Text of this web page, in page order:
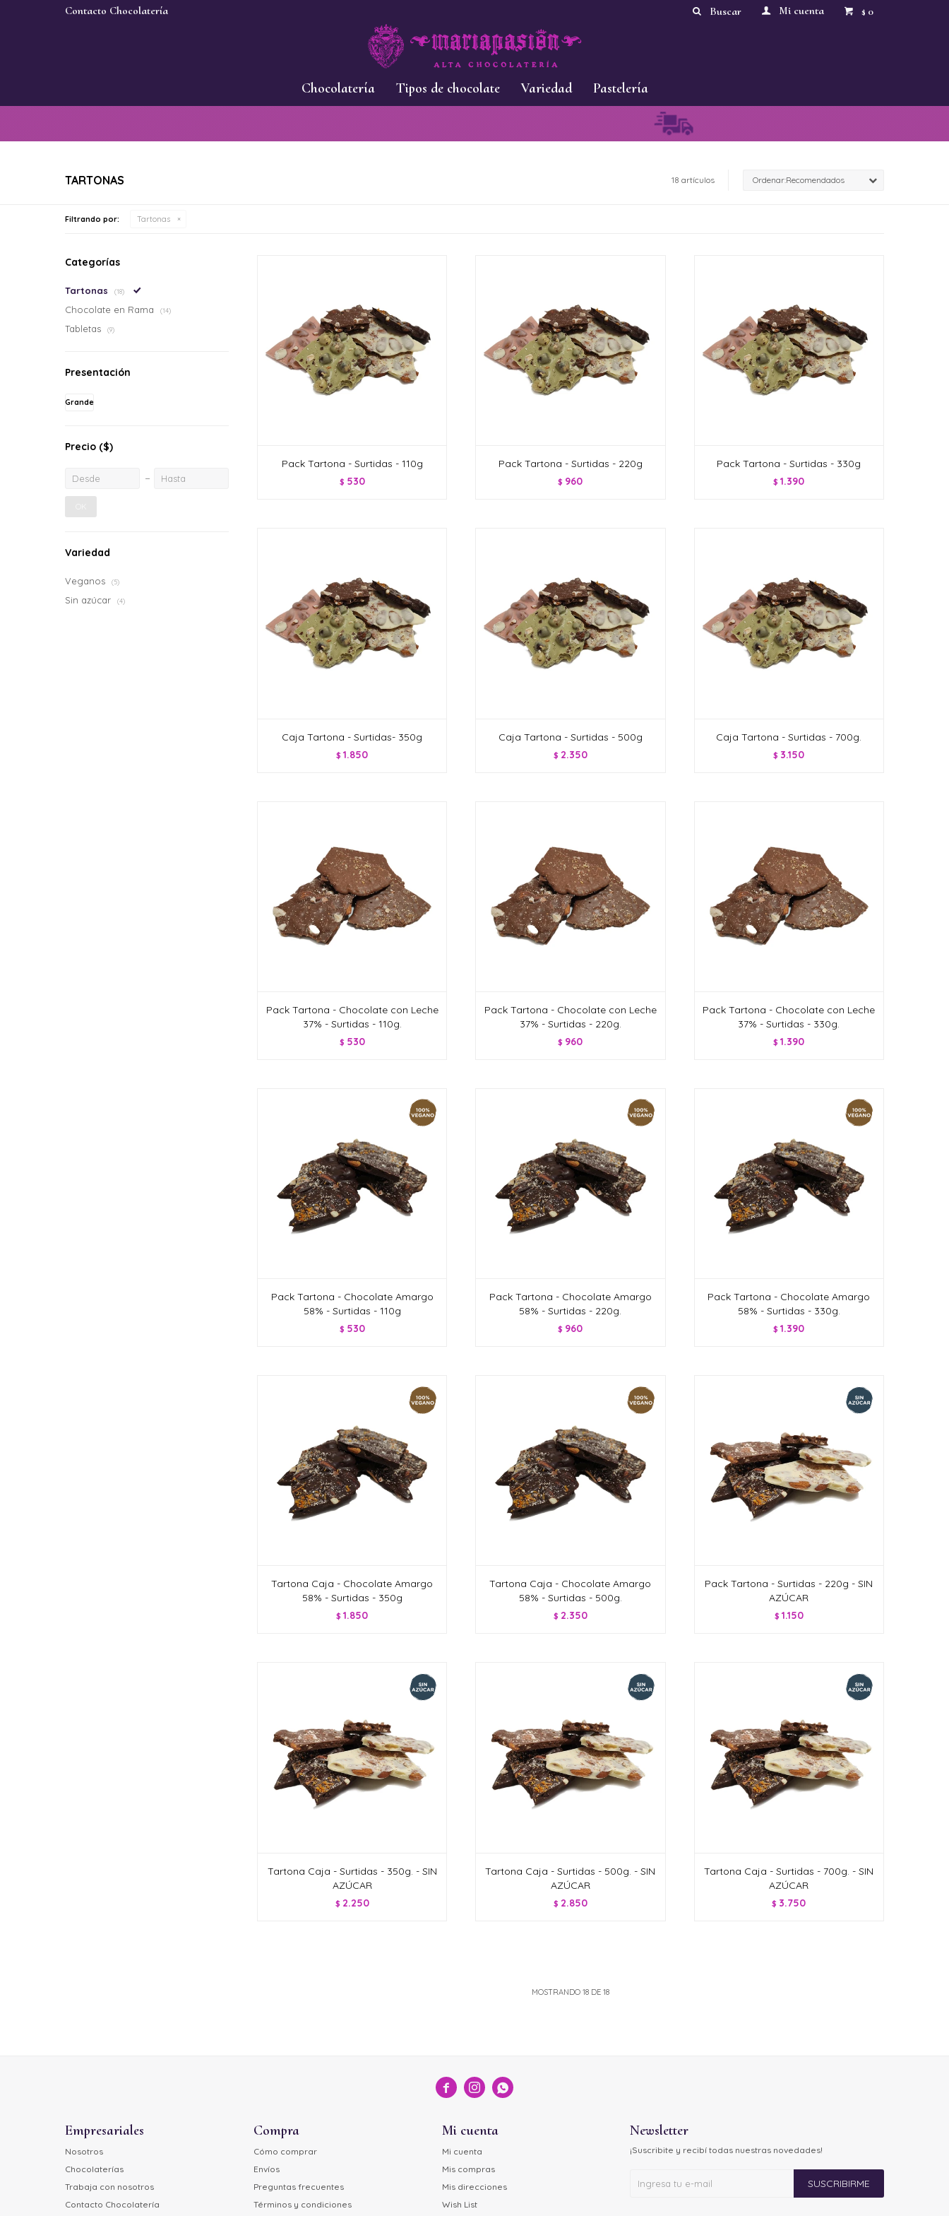
Chocolatería Tipos de chocolate Variedad Pastelería
$ 0
Contacto Chocolatería
TARTONAS 18 artículos Recomendados
Filtrando por: Tartonas
Pack Tartona - Surtidas - 110g
$ 530
Pack Tartona - Surtidas - 220g
$ 960
Pack Tartona - Surtidas - 330g
$ 1.390
Caja Tartona - Surtidas- 350g
$ 1.850
Caja Tartona - Surtidas - 500g
$ 2.350
Caja Tartona - Surtidas - 700g.
$ 3.150
Pack Tartona - Chocolate con Leche
37% - Surtidas - 110g.
$ 530
Pack Tartona - Chocolate con Leche
37% - Surtidas - 220g.
$ 960
Pack Tartona - Chocolate con Leche
37% - Surtidas - 330g.
$ 1.390
Pack Tartona - Chocolate Amargo
58% - Surtidas - 110g
$ 530
Pack Tartona - Chocolate Amargo
58% - Surtidas - 220g.
$ 960
Pack Tartona - Chocolate Amargo
58% - Surtidas - 330g.
$ 1.390
Tartona Caja - Chocolate Amargo
58% - Surtidas - 350g
$ 1.850
Tartona Caja - Chocolate Amargo
58% - Surtidas - 500g.
$ 2.350
Pack Tartona - Surtidas - 220g - SIN
AZÚCAR
$ 1.150
Tartona Caja - Surtidas - 350g. - SIN
AZÚCAR
$ 2.250
Tartona Caja - Surtidas - 500g. - SIN
AZÚCAR
$ 2.850
Tartona Caja - Surtidas - 700g. - SIN
AZÚCAR
$ 3.750
MOSTRANDO 18 DE 18
Categorías
Tartonas (18)
Chocolate en Rama (14)
Tabletas (9)
Presentación
Grande
Precio ($)
Variedad
Veganos (5)
Sin azúcar (4)
  
Empresariales
Nosotros
Chocolaterías
Trabaja con nosotros
Contacto Chocolatería
Compra
Cómo comprar
Envíos
Preguntas frecuentes
Términos y condiciones
Mi cuenta
Mi cuenta
Mis compras
Mis direcciones
Wish List
Newsletter
¡Suscribite y recibí todas nuestras novedades!
SUSCRIBIRME